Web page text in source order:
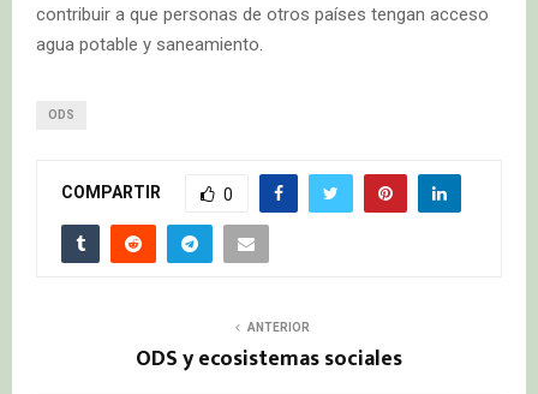
contribuir a que personas de otros países tengan acceso
agua potable y saneamiento.
ODS
COMPARTIR 0
ANTERIOR
ODS y ecosistemas sociales